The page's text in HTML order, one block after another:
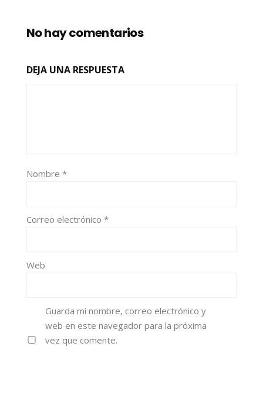
No hay comentarios
DEJA UNA RESPUESTA
Nombre *
Correo electrónico *
Web
Guarda mi nombre, correo electrónico y
web en este navegador para la próxima
vez que comente.